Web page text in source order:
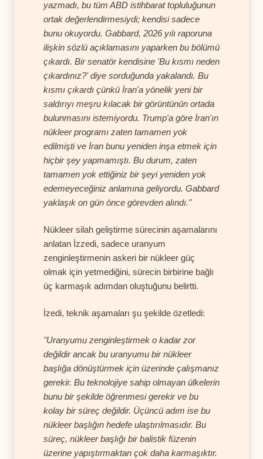
yazmadı, bu tüm ABD istihbarat topluluğunun
ortak değerlendirmesiydi; kendisi sadece
bunu okuyordu. Gabbard, 2026 yılı raporuna
ilişkin sözlü açıklamasını yaparken bu bölümü
çıkardı. Bir senatör kendisine 'Bu kısmı neden
çıkardınız?' diye sorduğunda yakalandı. Bu
kısmı çıkardı çünkü İran'a yönelik yeni bir
saldırıyı meşru kılacak bir görüntünün ortada
bulunmasını istemiyordu. Trump'a göre İran'ın
nükleer programı zaten tamamen yok
edilmişti ve İran bunu yeniden inşa etmek için
hiçbir şey yapmamıştı. Bu durum, zaten
tamamen yok ettiğiniz bir şeyi yeniden yok
edemeyeceğiniz anlamına geliyordu. Gabbard
yaklaşık on gün önce görevden alındı."
Nükleer silah geliştirme sürecinin aşamalarını
anlatan İzzedi, sadece uranyum
zenginleştirmenin askeri bir nükleer güç
olmak için yetmediğini, sürecin birbirine bağlı
üç karmaşık adımdan oluştuğunu belirtti.
İzedi, teknik aşamaları şu şekilde özetledi:
"Uranyumu zenginleştirmek o kadar zor
değildir ancak bu uranyumu bir nükleer
başlığa dönüştürmek için üzerinde çalışmanız
gerekir. Bu teknolojiye sahip olmayan ülkelerin
bunu bir şekilde öğrenmesi gerekir ve bu
kolay bir süreç değildir. Üçüncü adım ise bu
nükleer başlığın hedefe ulaştırılmasıdır. Bu
süreç, nükleer başlığı bir balistik füzenin
üzerine yapıştırmaktan çok daha karmaşıktır.